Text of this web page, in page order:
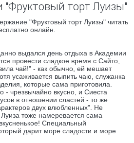
"Фруктовый торт Луизы"
"Фруктовый торт Луизы" читать
онлайн.
выдался день отдыха в Академии
провести сладкое время с Сайто,
чай!" - как обычно, ей мешает
усаживается выпить чаю, служанка
которые сама приготовила.
- чрезвычайно вкусно, и Сиеста
в отношении сластей - то же
двух влюбленных". Не
тоже намеревается сама
Специальный
дарит море сладости и море